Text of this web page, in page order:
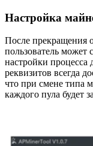
Настройка
После прекращения
пользователь может
настройки процесса
реквизитов всегда
что при смене типа
каждого пула будет